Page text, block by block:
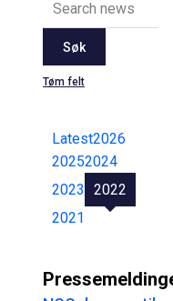
Søk
Tøm felt
Latest2026
20252024
2023
2022
2021